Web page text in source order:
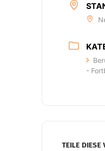
-
TEILE DIESE